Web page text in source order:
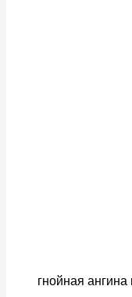
гнойная ангина